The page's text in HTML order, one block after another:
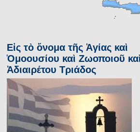
Εἰς τὸ ὄνομα τῆς Ἁγίας καὶ
Ὁμοουσίου καὶ Ζωοποιοῦ
Ἀδιαιρέτου Τριάδος